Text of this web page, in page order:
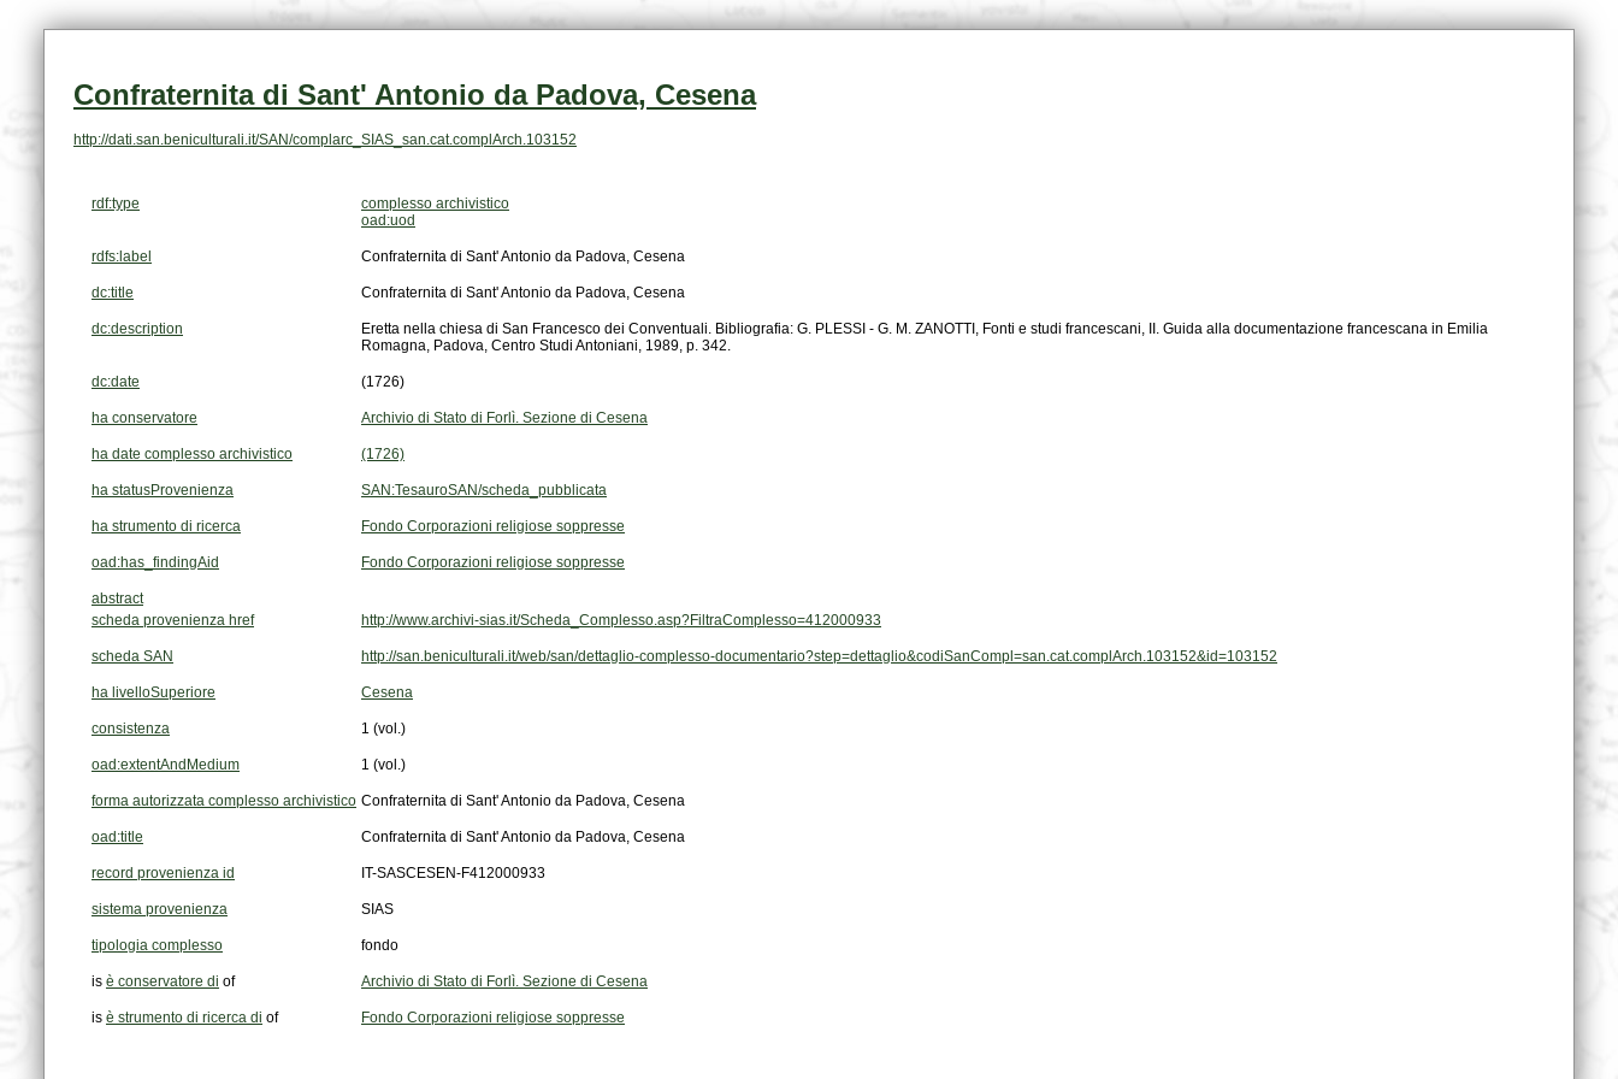
Confraternita di Sant' Antonio da Padova, Cesena
http://dati.san.beniculturali.it/SAN/complarc_SIAS_san.cat.complArch.103152
rdf:type
complesso archivistico
oad:uod
rdfs:label Confraternita di Sant' Antonio da Padova, Cesena
dc:title Confraternita di Sant' Antonio da Padova, Cesena
dc:description
Romagna, Padova, Centro Studi Antoniani, 1989, p. 342.
dc:date (1726)
ha conservatore Archivio di Stato di Forlì. Sezione di Cesena
ha date complesso archivistico (1726)
ha statusProvenienza SAN:TesauroSAN/scheda_pubblicata
ha strumento di ricerca Fondo Corporazioni religiose soppresse
oad:has_findingAid Fondo Corporazioni religiose soppresse
abstract
scheda provenienza href
http://www.archivi-sias.it/Scheda_Complesso.asp?FiltraComplesso=412000933
scheda SAN http://san.beniculturali.it/web/san/dettaglio-complesso-documentario?step=dettaglio&codiSanCompl=san.cat.complArch.103152&id=103152
ha livelloSuperiore Cesena
consistenza 1 (vol.)
oad:extentAndMedium 1 (vol.)
forma autorizzata complesso archivistico Confraternita di Sant' Antonio da Padova, Cesena
oad:title Confraternita di Sant' Antonio da Padova, Cesena
record provenienza id IT-SASCESEN-F412000933
sistema provenienza SIAS
tipologia complesso fondo
is è conservatore di of Archivio di Stato di Forlì. Sezione di Cesena
is è strumento di ricerca di of Fondo Corporazioni religiose soppresse